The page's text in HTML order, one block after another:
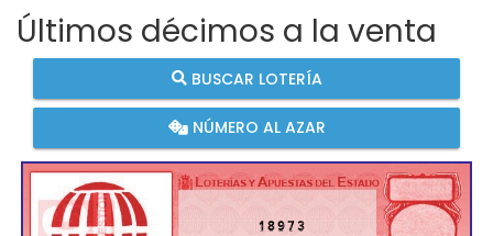
Últimos décimos a la venta
BUSCAR LOTERÍA
NÚMERO AL AZAR
18973